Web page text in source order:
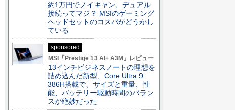
約1万円でノイキャン、デュアル
接続ってマジ？ MSIのゲーミング
ヘッドセットのコスパがどうかし
ている
sponsored
MSI「Prestige 13 AI+ A3M」レビュー
13インチビジネスノートの理想を
詰め込んだ新型、Core Ultra 9
386H搭載で、サイズと重量、性
能、バッテリー駆動時間のバラン
スが絶妙だった